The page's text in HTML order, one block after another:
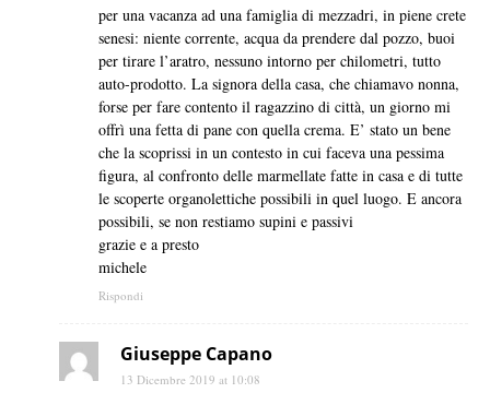
per una vacanza ad una famiglia di mezzadri, in piene crete
senesi: niente corrente, acqua da prendere dal pozzo, buoi
per tirare l’aratro, nessuno intorno per chilometri, tutto
auto-prodotto. La signora della casa, che chiamavo nonna,
forse per fare contento il ragazzino di città, un giorno mi
offrì una fetta di pane con quella crema. E’ stato un bene
che la scoprissi in un contesto in cui faceva una pessima
figura, al confronto delle marmellate fatte in casa e di tutte
le scoperte organolettiche possibili in quel luogo. E ancora
possibili, se non restiamo supini e passivi
grazie e a presto
michele
Rispondi
Giuseppe Capano
13 Dicembre 2019 at 10:08